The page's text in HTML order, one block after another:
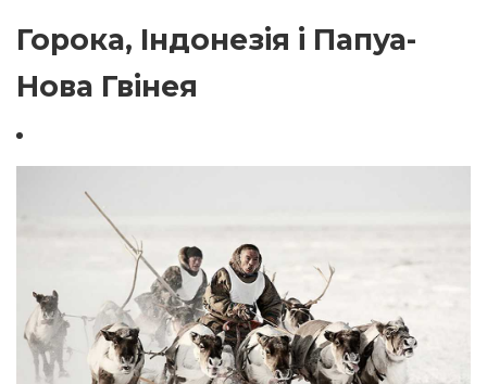
Горока, Індонезія і Папуа-
Нова Гвінея